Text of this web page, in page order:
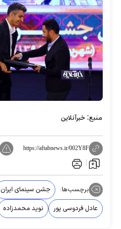
منبع: خبرآنلاین
https://aftabnews.ir/002Y8F
برچسب‌ها: جشن سینمای ایران
عادل فردوسی پور
نوید محمدزاده